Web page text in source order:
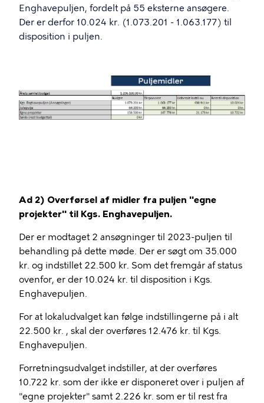
Enghavepuljen, fordelt på 55 eksterne ansøgere.
Der er derfor 10.024 kr. (1.073.201 - 1.063.177) til
disposition i puljen.
Ad 2) Overførsel af midler fra puljen "egne
projekter" til Kgs. Enghavepuljen.
Der er modtaget 2 ansøgninger til 2023-puljen til
behandling på dette møde. Der er søgt om 35.000
kr. og indstillet 22.500 kr. Som det fremgår af status
ovenfor, er der 10.024 kr. til disposition i Kgs.
Enghavepuljen.
For at lokaludvalget kan følge indstillingerne på i alt
22.500 kr. , skal der overføres 12.476 kr. til Kgs.
Enghavepuljen.
Forretningsudvalget indstiller, at der overføres
10.722 kr. som der ikke er disponeret over i puljen af
"egne projekter" samt 2.226 kr. som er til rest fra